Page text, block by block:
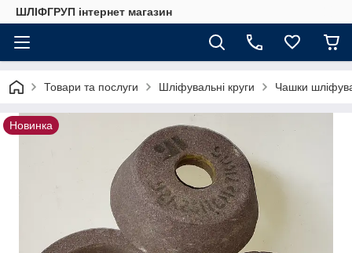
ШЛІФГРУП інтернет магазин
Товари та послуги Шліфувальні круги Чашки
Новинка